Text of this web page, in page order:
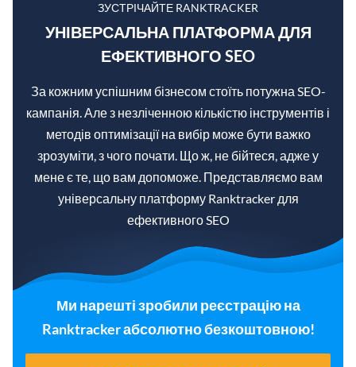
ЗУСТРІЧАЙТЕ RANKTRACKER
УНІВЕРСАЛЬНА ПЛАТФОРМА ДЛЯ
ЕФЕКТИВНОГО SEO
За кожним успішним бізнесом стоїть потужна SEO-
кампанія. Але з незліченною кількістю інструментів і
методів оптимізації на вибір може бути важко
зрозуміти, з чого почати. Що ж, не бійтеся, адже у
мене є те, що вам допоможе. Представляємо вам
універсальну платформу Ranktracker для
ефективного SEO
Ми нарешті зробили реєстрацію на
Ranktracker абсолютно безкоштовною!